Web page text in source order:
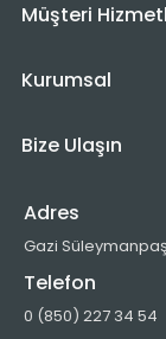
Müşteri
Kurumsal
Bize Ulaşın
Adres
Gazi
Telefon
0 (850) 227 34 54